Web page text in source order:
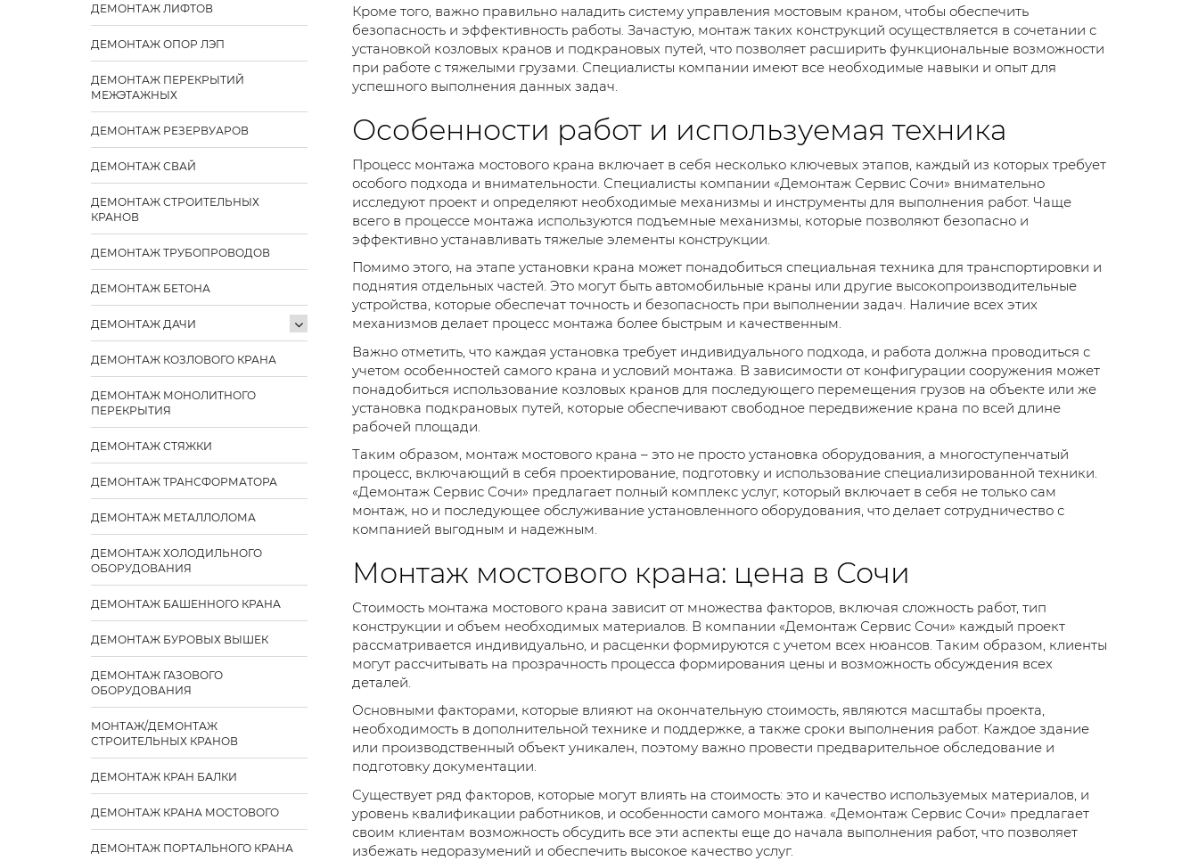
ДЕМОНТАЖ ЛИФТОВ
ДЕМОНТАЖ ОПОР ЛЭП
ДЕМОНТАЖ ПЕРЕКРЫТИЙ
МЕЖЭТАЖНЫХ
ДЕМОНТАЖ РЕЗЕРВУАРОВ
ДЕМОНТАЖ СВАЙ
ДЕМОНТАЖ СТРОИТЕЛЬНЫХ
КРАНОВ
ДЕМОНТАЖ ТРУБОПРОВОДОВ
ДЕМОНТАЖ БЕТОНА
ДЕМОНТАЖ ДАЧИ
ДЕМОНТАЖ КОЗЛОВОГО КРАНА
ДЕМОНТАЖ МОНОЛИТНОГО
ПЕРЕКРЫТИЯ
ДЕМОНТАЖ СТЯЖКИ
ДЕМОНТАЖ ТРАНСФОРМАТОРА
ДЕМОНТАЖ МЕТАЛЛОЛОМА
ДЕМОНТАЖ ХОЛОДИЛЬНОГО
ОБОРУДОВАНИЯ
ДЕМОНТАЖ БАШЕННОГО КРАНА
ДЕМОНТАЖ БУРОВЫХ ВЫШЕК
ДЕМОНТАЖ ГАЗОВОГО
ОБОРУДОВАНИЯ
МОНТАЖ/ДЕМОНТАЖ
СТРОИТЕЛЬНЫХ КРАНОВ
ДЕМОНТАЖ КРАН БАЛКИ
ДЕМОНТАЖ КРАНА МОСТОВОГО
ДЕМОНТАЖ ПОРТАЛЬНОГО КРАНА
Кроме того, важно правильно наладить систему управления мостовым краном, чтобы обеспечить
безопасность и эффективность работы. Зачастую, монтаж таких конструкций осуществляется в сочетании с
установкой козловых кранов и подкрановых путей, что позволяет расширить функциональные возможности
при работе с тяжелыми грузами. Специалисты компании имеют все необходимые навыки и опыт для
успешного выполнения данных задач.
Особенности работ и используемая техника
Процесс монтажа мостового крана включает в себя несколько ключевых этапов, каждый из которых требует
особого подхода и внимательности. Специалисты компании «Демонтаж Сервис Сочи» внимательно
исследуют проект и определяют необходимые механизмы и инструменты для выполнения работ. Чаще
всего в процессе монтажа используются подъемные механизмы, которые позволяют безопасно и
эффективно устанавливать тяжелые элементы конструкции.
Помимо этого, на этапе установки крана может понадобиться специальная техника для транспортировки и
поднятия отдельных частей. Это могут быть автомобильные краны или другие высокопроизводительные
устройства, которые обеспечат точность и безопасность при выполнении задач. Наличие всех этих
механизмов делает процесс монтажа более быстрым и качественным.
Важно отметить, что каждая установка требует индивидуального подхода, и работа должна проводиться с
учетом особенностей самого крана и условий монтажа. В зависимости от конфигурации сооружения может
понадобиться использование козловых кранов для последующего перемещения грузов на объекте или же
установка подкрановых путей, которые обеспечивают свободное передвижение крана по всей длине
рабочей площади.
Таким образом, монтаж мостового крана – это не просто установка оборудования, а многоступенчатый
процесс, включающий в себя проектирование, подготовку и использование специализированной техники.
«Демонтаж Сервис Сочи» предлагает полный комплекс услуг, который включает в себя не только сам
монтаж, но и последующее обслуживание установленного оборудования, что делает сотрудничество с
компанией выгодным и надежным.
Монтаж мостового крана: цена в Сочи
Стоимость монтажа мостового крана зависит от множества факторов, включая сложность работ, тип
конструкции и объем необходимых материалов. В компании «Демонтаж Сервис Сочи» каждый проект
рассматривается индивидуально, и расценки формируются с учетом всех нюансов. Таким образом, клиенты
могут рассчитывать на прозрачность процесса формирования цены и возможность обсуждения всех
деталей.
Основными факторами, которые влияют на окончательную стоимость, являются масштабы проекта,
необходимость в дополнительной технике и поддержке, а также сроки выполнения работ. Каждое здание
или производственный объект уникален, поэтому важно провести предварительное обследование и
подготовку документации.
Существует ряд факторов, которые могут влиять на стоимость: это и качество используемых материалов, и
уровень квалификации работников, и особенности самого монтажа. «Демонтаж Сервис Сочи» предлагает
своим клиентам возможность обсудить все эти аспекты еще до начала выполнения работ, что позволяет
избежать недоразумений и обеспечить высокое качество услуг.